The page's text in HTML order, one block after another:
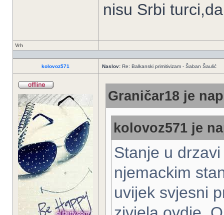
nisu Srbi
Vrh
kolovoz571 Naslov: Re: Balkanski primitivizam - Šaban Šaulić
Graničar18 je
kolovoz571 je
Stanje u
njemackim
uvijek svjesni